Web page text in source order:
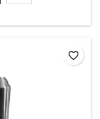
favorite_border